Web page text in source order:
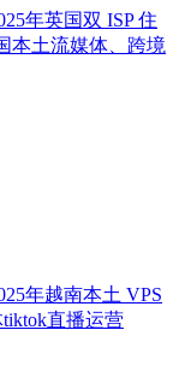
年英国双 ISP 住
本土流媒体、跨境
年越南本土 VPS
直播运营